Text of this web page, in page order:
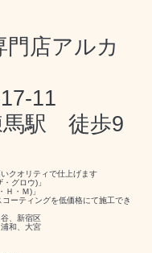
店アルカ
11
馬駅 徒歩9
クオリティで仕上げます
グロウ)」
・Ｍ)」
ーティングを低価格にて施工でき
、新宿区
和、大宮